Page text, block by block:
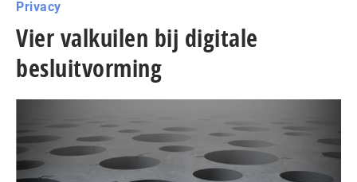
Privacy
Vier valkuilen bij digitale
besluitvorming